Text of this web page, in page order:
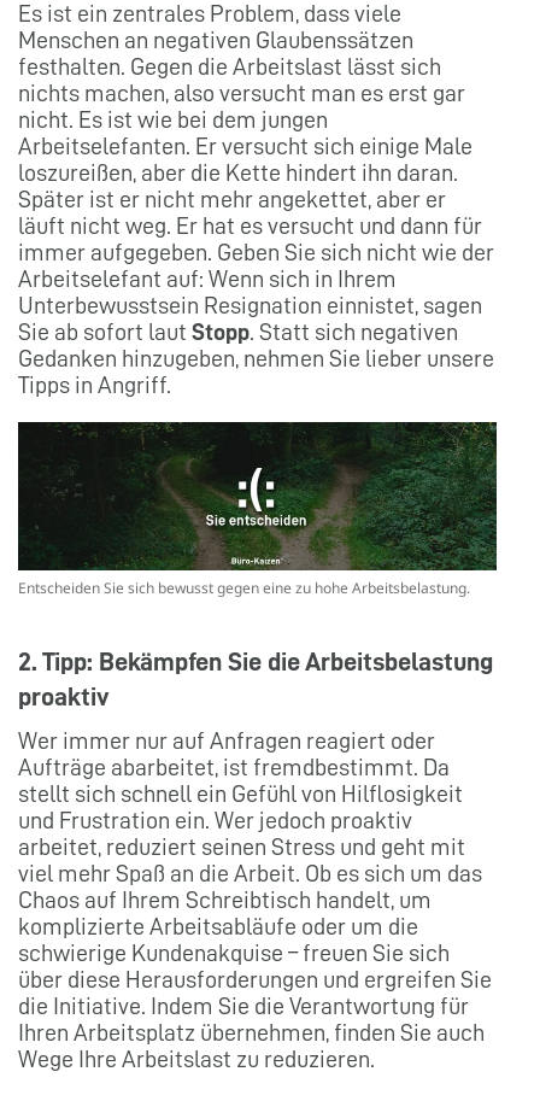
Es ist ein zentrales Problem, dass viele
Menschen an negativen Glaubenssätzen
festhalten. Gegen die Arbeitslast lässt sich
nichts machen, also versucht man es erst gar
nicht. Es ist wie bei dem jungen
Arbeitselefanten. Er versucht sich einige Male
loszureißen, aber die Kette hindert ihn daran.
Später ist er nicht mehr angekettet, aber er
läuft nicht weg. Er hat es versucht und dann für
immer aufgegeben. Geben Sie sich nicht wie der
Arbeitselefant auf: Wenn sich in Ihrem
Unterbewusstsein Resignation einnistet, sagen
Sie ab sofort laut Stopp. Statt sich negativen
Gedanken hinzugeben, nehmen Sie lieber unsere
Tipps in Angriff.
Entscheiden Sie sich bewusst gegen eine zu hohe Arbeitsbelastung.
2. Tipp: Bekämpfen Sie die Arbeitsbelastung
proaktiv
Wer immer nur auf Anfragen reagiert oder
Aufträge abarbeitet, ist fremdbestimmt. Da
stellt sich schnell ein Gefühl von Hilflosigkeit
und Frustration ein. Wer jedoch proaktiv
arbeitet, reduziert seinen Stress und geht mit
viel mehr Spaß an die Arbeit. Ob es sich um das
Chaos auf Ihrem Schreibtisch handelt, um
komplizierte Arbeitsabläufe oder um die
schwierige Kundenakquise – freuen Sie sich
über diese Herausforderungen und ergreifen Sie
die Initiative. Indem Sie die Verantwortung für
Ihren Arbeitsplatz übernehmen, finden Sie auch
Wege Ihre Arbeitslast zu reduzieren.